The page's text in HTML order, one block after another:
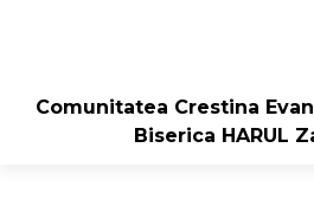
Comunitatea Crestina
Biserica HARUL